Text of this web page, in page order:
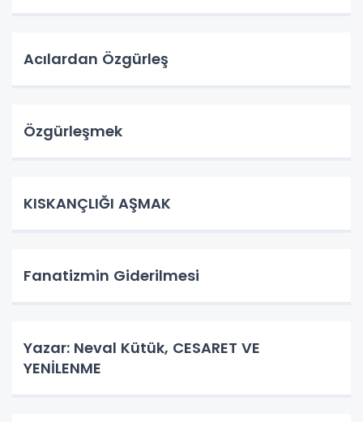
Acılardan Özgürleş
Özgürleşmek
KISKANÇLIĞI AŞMAK
Fanatizmin Giderilmesi
Yazar: Neval Kütük, CESARET VE
YENİLENME